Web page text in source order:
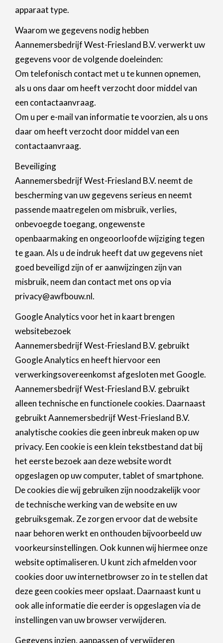
apparaat type.
Waarom we gegevens nodig hebben
Aannemersbedrijf West-Friesland B.V. verwerkt uw
gegevens voor de volgende doeleinden:
Om telefonisch contact met u te kunnen opnemen,
als u ons daar om heeft verzocht door middel van
een contactaanvraag.
Om u per e-mail van informatie te voorzien, als u ons
daar om heeft verzocht door middel van een
contactaanvraag.
Beveiliging
Aannemersbedrijf West-Friesland B.V. neemt de
bescherming van uw gegevens serieus en neemt
passende maatregelen om misbruik, verlies,
onbevoegde toegang, ongewenste
openbaarmaking en ongeoorloofde wijziging tegen
te gaan. Als u de indruk heeft dat uw gegevens niet
goed beveiligd zijn of er aanwijzingen zijn van
misbruik, neem dan contact met ons op via
privacy@awfbouw.nl.
Google Analytics voor het in kaart brengen
websitebezoek
Aannemersbedrijf West-Friesland B.V. gebruikt
Google Analytics en heeft hiervoor een
verwerkingsovereenkomst afgesloten met Google.
Aannemersbedrijf West-Friesland B.V. gebruikt
alleen technische en functionele cookies. Daarnaast
gebruikt Aannemersbedrijf West-Friesland B.V.
analytische cookies die geen inbreuk maken op uw
privacy. Een cookie is een klein tekstbestand dat bij
het eerste bezoek aan deze website wordt
opgeslagen op uw computer, tablet of smartphone.
De cookies die wij gebruiken zijn noodzakelijk voor
de technische werking van de website en uw
gebruiksgemak. Ze zorgen ervoor dat de website
naar behoren werkt en onthouden bijvoorbeeld uw
voorkeursinstellingen. Ook kunnen wij hiermee onze
website optimaliseren. U kunt zich afmelden voor
cookies door uw internetbrowser zo in te stellen dat
deze geen cookies meer opslaat. Daarnaast kunt u
ook alle informatie die eerder is opgeslagen via de
instellingen van uw browser verwijderen.
Gegevens inzien, aanpassen of verwijderen